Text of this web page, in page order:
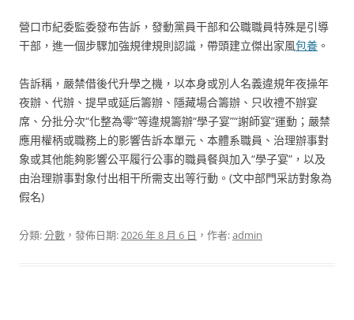
營口市紀委監委發布告訴，發動黨員干部和公職職員特殊是引導
干部，進一個步驟加強規律規則認識，帶頭建立傑出家風包養 。
告訴稱，嚴禁借後代升學之機，以本身或別人名義違規年夜操年
夜辦、代辦、提早或延后籌辦、隱藏場合籌辦、只收禮不辦宴
席、分批分次“化整為零”等違規籌辦“學子宴”“謝師宴”運動；嚴禁
應用權柄或職務上的影響告訴本單元、本體系職員、治理辦事對
象或其他能夠影響公平履行公事的職員餐與加入“學子宴”，以及
由治理辦事對象付出相干所需支出等行動。(文中部門采訪對象為
假名)
分類:分數 ，發佈日期:2026 年 8 月 6 日 ，作者:admin